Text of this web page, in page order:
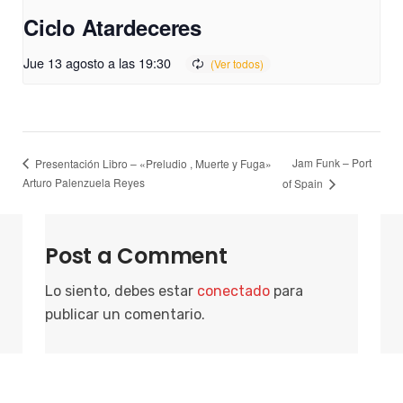
Ciclo Atardeceres
Jue 13 agosto a las 19:30
Presentación Libro – «Preludio , Muerte y Fuga»
Arturo Palenzuela Reyes
Jam Funk – Port
of Spain
Post a Comment
Lo siento, debes estar conectado para
publicar un comentario.